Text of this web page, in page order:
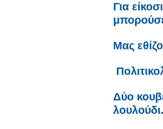
Για
Μας
Δύο